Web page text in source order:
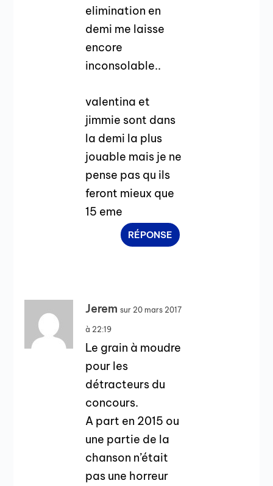
elimination en
demi me laisse
encore
inconsolable..
valentina et
jimmie sont dans
la demi la plus
jouable mais je ne
pense pas qu ils
feront mieux que
15 eme
RÉPONSE
Jerem sur 20 mars 2017
à 22:19
Le grain à moudre
pour les
détracteurs du
concours.
A part en 2015 ou
une partie de la
chanson n’était
pas une horreur